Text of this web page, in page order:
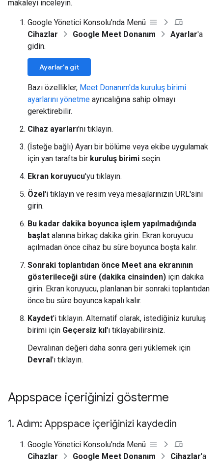
makaleyi inceleyin.
Google Yönetici Konsolu'nda Menü
Cihazlar
Google Meet Donanım Ayarlar'a
gidin.
Ayarlar'a git
Bazı özellikler, Meet Donanım'da kuruluş birimi
ayarlarını yönetme ayrıcalığına sahip olmayı
gerektirebilir.
Cihaz ayarları'nı tıklayın.
(İsteğe bağlı) Ayarı bir bölüme veya ekibe uygulamak
için yan tarafta bir kuruluş birimi seçin.
Ekran koruyucu'yu tıklayın.
Özel'i tıklayın ve resim veya mesajlarınızın URL'sini
girin.
Bu kadar dakika boyunca işlem yapılmadığında
başlat alanına birkaç dakika girin. Ekran koruyucu
açılmadan önce cihaz bu süre boyunca boşta kalır.
Sonraki toplantıdan önce Meet ana ekranının
gösterileceği süre (dakika cinsinden) için dakika
girin. Ekran koruyucu, planlanan bir sonraki toplantıdan
önce bu süre boyunca kapalı kalır.
Kaydet'i tıklayın. Alternatif olarak, istediğiniz kuruluş
birimi için Geçersiz kıl'ı tıklayabilirsiniz.
Devralınan değeri daha sonra geri yüklemek için
Devral'ı tıklayın.
Appspace içeriğinizi gösterme
1. Adım: Appspace içeriğinizi kaydedin
Google Yönetici Konsolu'nda Menü
Cihazlar
Google Meet Donanım Cihazlar'a